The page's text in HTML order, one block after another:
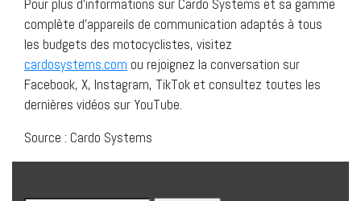
Pour plus d’informations sur Cardo Systems et sa gamme
complète d’appareils de communication adaptés à tous
les budgets des motocyclistes, visitez
cardosystems.com ou rejoignez la conversation sur
Facebook, X, Instagram, TikTok et consultez toutes les
dernières vidéos sur YouTube.
Source : Cardo Systems